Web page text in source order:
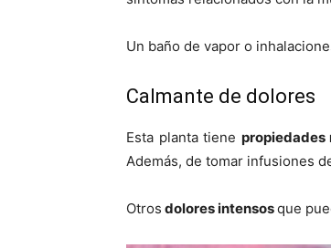
Un baño de vapor o
Calmante de dolores
Esta planta tiene
Además, de tomar infusiones
Otros dolores intensosque